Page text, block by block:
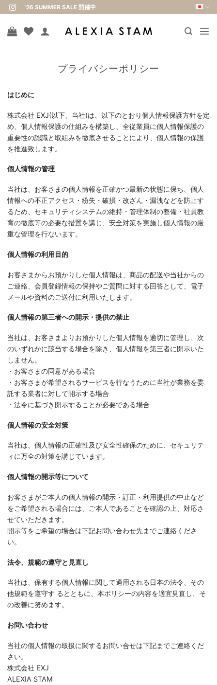
Skip
to
content
'26 SUMMER SALE 開催中
プライバシーポリシー
はじめに
株式会社 EXJ(以下、当社)は、以下のとおり個人情報保護方針を定
め、個人情報保護の仕組みを構築し、全従業員に個人情報保護の
重要性の認識と取組みを徹底させることにより、個人情報の保護
を推進致します。
個人情報の管理
当社は、お客さまの個人情報を正確かつ最新の状態に保ち、個人
情報への不正アクセス・紛失・破損・改ざん・漏洩などを防止す
るため、セキュリティシステムの維持・管理体制の整備・社員教
育の徹底等の必要な措置を講じ、安全対策を実施し個人情報の厳
重な管理を行ないます。
個人情報の利用目的
お客さまからお預かりした個人情報は、商品の配送や当社からの
ご連絡、会員登録情報の保持やご質問に対する回答として、電子
メールや資料のご送付に利用いたします。
個人情報の第三者への開示・提供の禁止
当社は、お客さまよりお預かりした個人情報を適切に管理し、次
のいずれかに該当する場合を除き、個人情報を第三者に開示いた
しません。
・お客さまの同意がある場合
・お客さまが希望されるサービスを行なうために当社が業務を委
託する業者に対して開示する場合
・法令に基づき開示することが必要である場合
個人情報の安全対策
当社は、個人情報の正確性及び安全性確保のために、セキュリテ
ィに万全の対策を講じています。
個人情報の開示等について
お客さまがご本人の個人情報の開示・訂正・利用提供の中止など
をご希望される場合には、ご本人であることを確認の上、対応さ
せていただきます。
開示等をご希望の場合は下記お問い合わせ先までご連絡くださ
い。
法令、規範の遵守と見直し
当社は、保有する個人情報に関して適用される日本の法令、その
他規範を遵守す るとともに、本ポリシーの内容を適宜見直し、そ
の改善に努めます。
お問い合わせ
当社の個人情報の取扱に関するお問い合せは下記までご連絡くだ
さい。
株式会社 EXJ
ALEXIA STAM